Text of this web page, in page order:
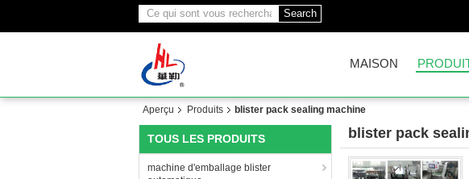
Search
MAISON
Aperçu Produits blister pack sealing machine
TOUS LES PRODUITS
machine d'emballage blister
blister pack
(204)